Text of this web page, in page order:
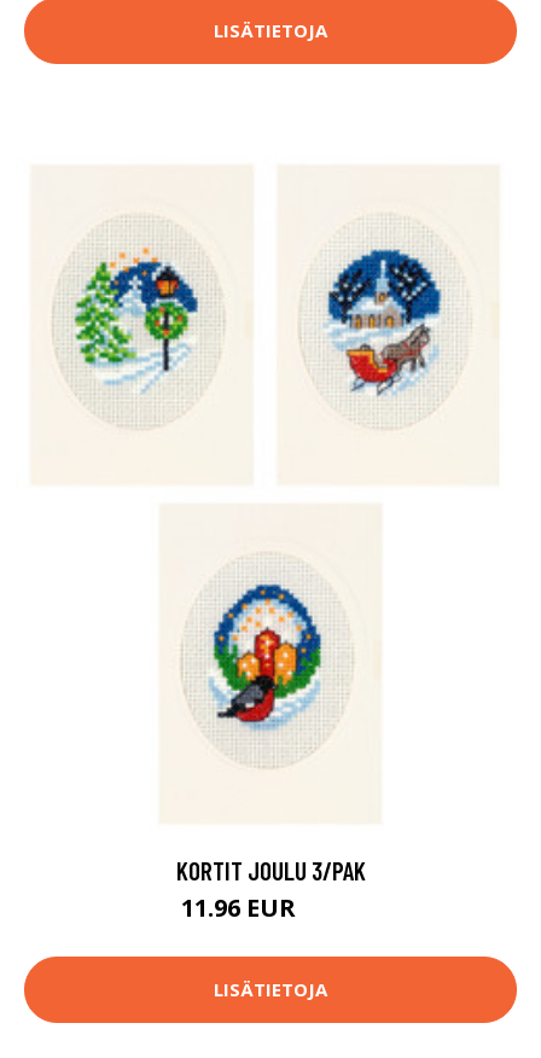
LISÄTIETOJA
KORTIT JOULU 3/PAK
11.96 EUR
LISÄTIETOJA